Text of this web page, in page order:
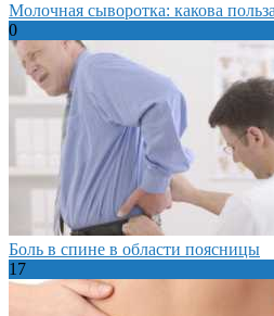
Молочная сыворотка: какова
0
Боль в спине в области поясницы
17